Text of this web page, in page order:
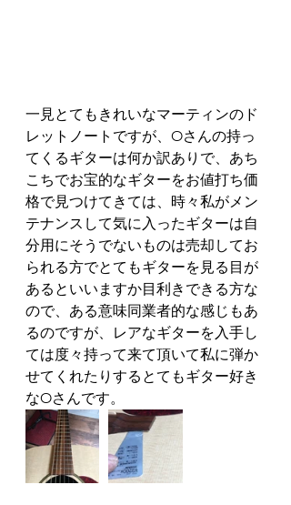
一見とてもきれいなマーティンのド
レットノートですが、Oさんの持っ
てくるギターは何か訳ありで、あち
こちでお宝的なギターをお値打ち価
格で見つけてきては、時々私がメン
テナンスして気に入ったギターは自
分用にそうでないものは売却してお
られる方でとてもギターを見る目が
あるといいますか目利きできる方な
ので、ある意味同業者的な感じもあ
るのですが、レアなギターを入手し
ては度々持って来て頂いて私に弾か
せてくれたりするとてもギター好き
なOさんです。